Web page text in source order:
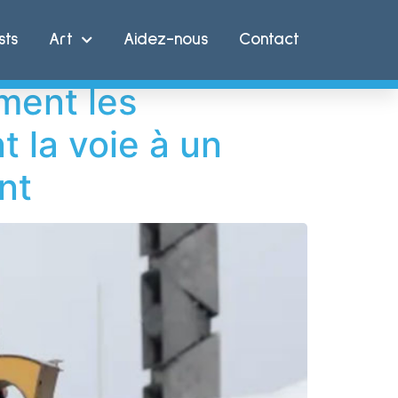
Art Aidez-nous Contact
les
la voie à un